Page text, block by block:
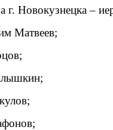
г. Новокузнецка –
Матвеев;